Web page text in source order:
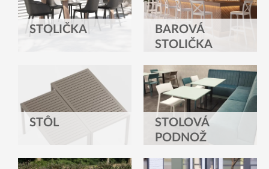
STOLIČKA
BAROVÁ
STOLIČKA
TOVÁBB
STÔL
STOLOVÁ
PODNOŽ